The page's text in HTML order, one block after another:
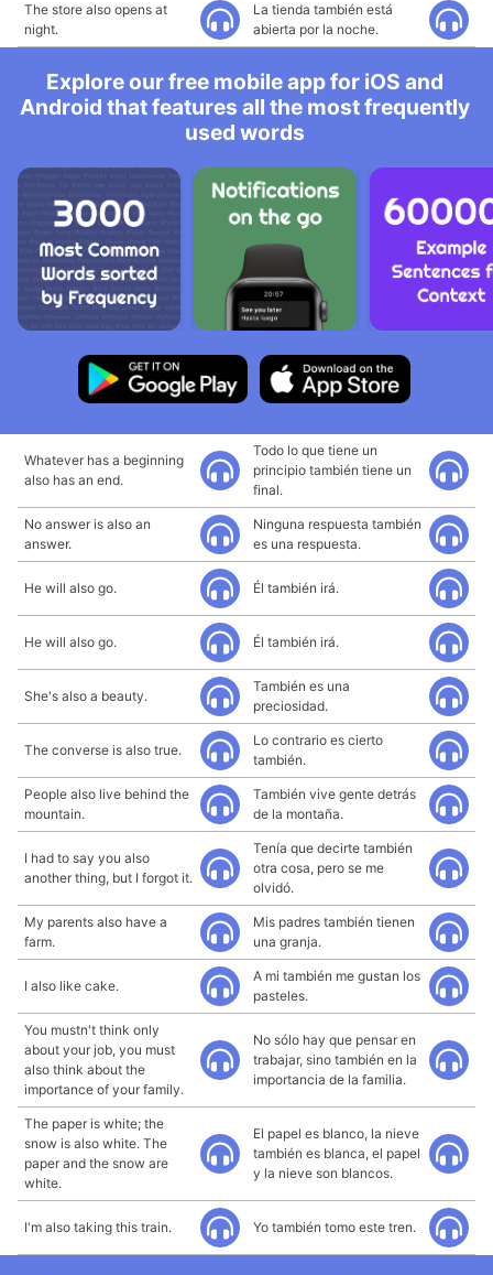
The store also opens at
night.
La tienda también está
abierta por la noche.
Explore our free mobile app for iOS and
Android that features all the most frequently
used words
Whatever has a beginning
also has an end.
Todo lo que tiene un
principio también tiene un
final.
No answer is also an
answer.
Ninguna respuesta también
es una respuesta.
He will also go. Él también irá.
He will also go. Él también irá.
She's also a beauty.
También es una
preciosidad.
The converse is also true.
Lo contrario es cierto
también.
People also live behind the
mountain.
También vive gente detrás
de la montaña.
I had to say you also
another thing, but I forgot it.
Tenía que decirte también
otra cosa, pero se me
olvidó.
My parents also have a
farm.
Mis padres también tienen
una granja.
I also like cake.
A mi también me gustan los
pasteles.
You mustn't think only
about your job, you must
also think about the
importance of your family.
No sólo hay que pensar en
trabajar, sino también en la
importancia de la familia.
The paper is white; the
snow is also white. The
paper and the snow are
white.
El papel es blanco, la nieve
también es blanca, el papel
y la nieve son blancos.
I'm also taking this train. Yo también tomo este tren.